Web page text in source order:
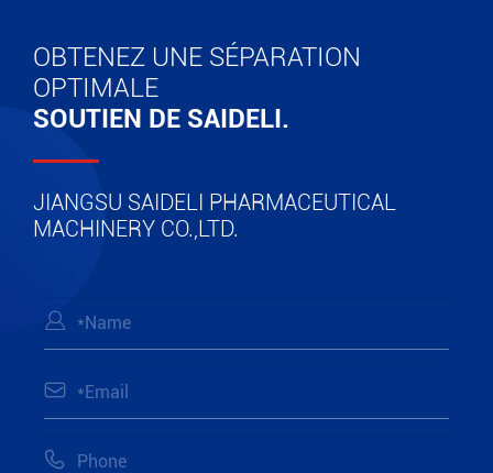
OBTENEZ UNE SÉPARATION
OPTIMALE
SOUTIEN DE SAIDELI.
JIANGSU SAIDELI PHARMACEUTICAL
MACHINERY CO.,LTD.


